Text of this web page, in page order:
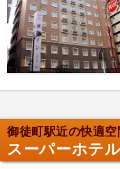
御徒町駅近の快適空
スーパーホテ